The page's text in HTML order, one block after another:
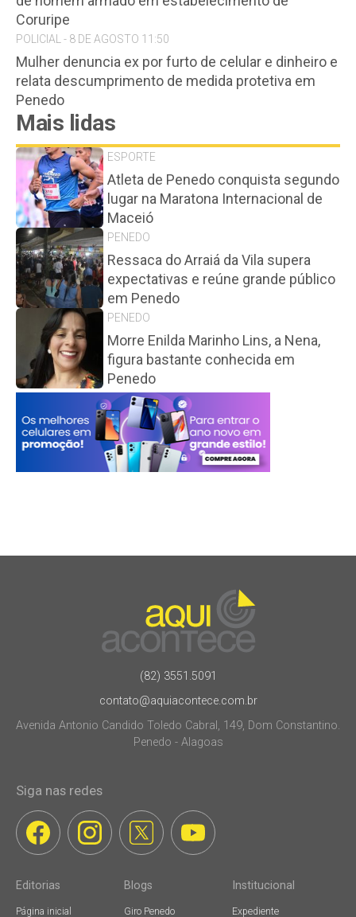
Coruripe
POLICIAL - 8 DE AGOSTO 11:50
Mulher denuncia ex por furto de celular e dinheiro e
relata descumprimento de medida protetiva em
Penedo
Mais lidas
ESPORTE
Atleta de Penedo conquista segundo
lugar na Maratona Internacional de
Maceió
PENEDO
Ressaca do Arraiá da Vila supera
expectativas e reúne grande público
em Penedo
PENEDO
Morre Enilda Marinho Lins, a Nena,
figura bastante conhecida em
Penedo
(82) 3551.5091
contato@aquiacontece.com.br
Avenida Antonio Candido Toledo Cabral, 149, Dom Constantino.
Penedo - Alagoas
Siga nas redes
Editorias
Página inicial
Blogs
Giro Penedo
Institucional
Expediente